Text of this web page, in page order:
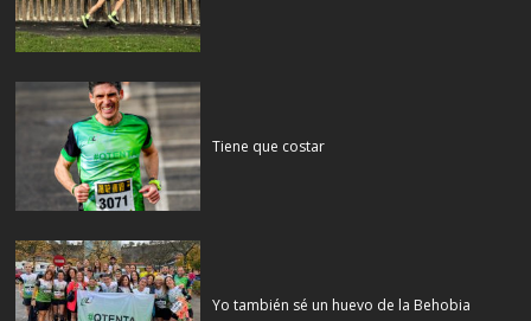
Tiene que costar
Yo también sé un huevo de la Behobia